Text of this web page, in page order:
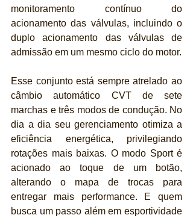
monitoramento contínuo do
acionamento das válvulas, incluindo o
duplo acionamento das válvulas de
admissão em um mesmo ciclo do motor.
Esse conjunto está sempre atrelado ao
câmbio automático CVT de sete
marchas e três modos de condução. No
dia a dia seu gerenciamento otimiza a
eficiência energética, privilegiando
rotações mais baixas. O modo Sport é
acionado ao toque de um botão,
alterando o mapa de trocas para
entregar mais performance. E quem
busca um passo além em esportividade